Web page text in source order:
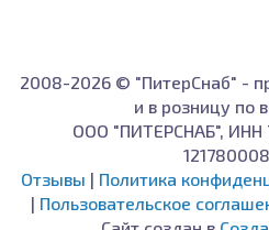
2008-2026 © "ПитерСнаб" -
и в розницу по
ООО "ПИТЕРСНАБ", ИНН
Отзывы | Политика
| Пользовательское